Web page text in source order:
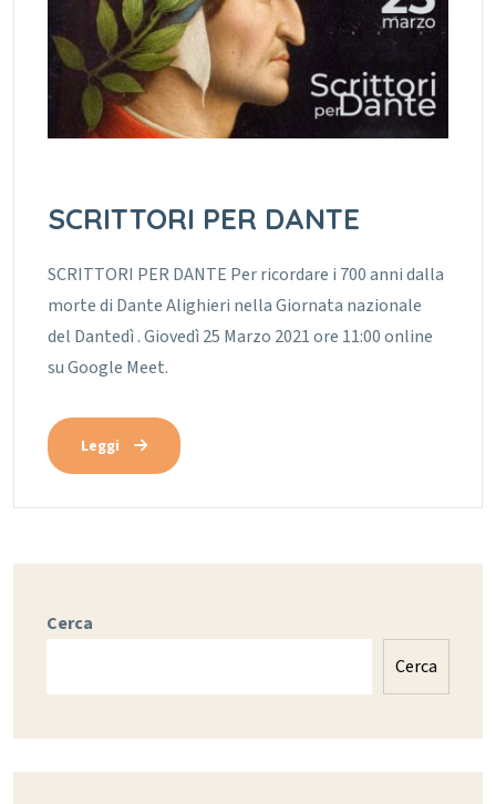
SCRITTORI PER DANTE
SCRITTORI PER DANTE Per ricordare i 700 anni dalla
morte di Dante Alighieri nella Giornata nazionale
del Dantedì . Giovedì 25 Marzo 2021 ore 11:00 online
su Google Meet.
Leggi
Cerca
Cerca